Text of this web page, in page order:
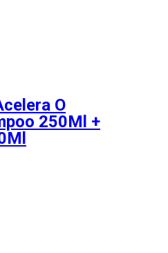
O
250Ml +